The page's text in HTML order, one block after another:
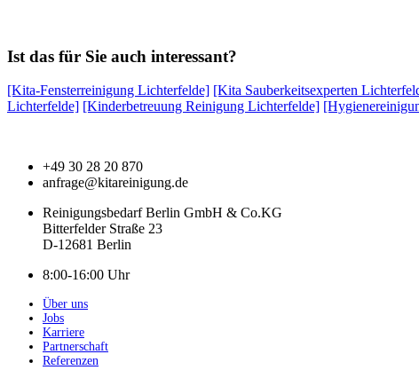
Ist das für Sie auch interessant?
[Kita-Fensterreinigung Lichterfelde] [Kita Sauberkeitsexperten
Lichterfelde] [Kinderbetreuung Reinigung Lichterfelde]
+49 30 28 20 870
anfrage@kitareinigung.de
Reinigungsbedarf Berlin GmbH & Co.KG
Bitterfelder Straße 23
D-12681 Berlin
8:00-16:00 Uhr
Über uns
Jobs
Karriere
Partnerschaft
Referenzen